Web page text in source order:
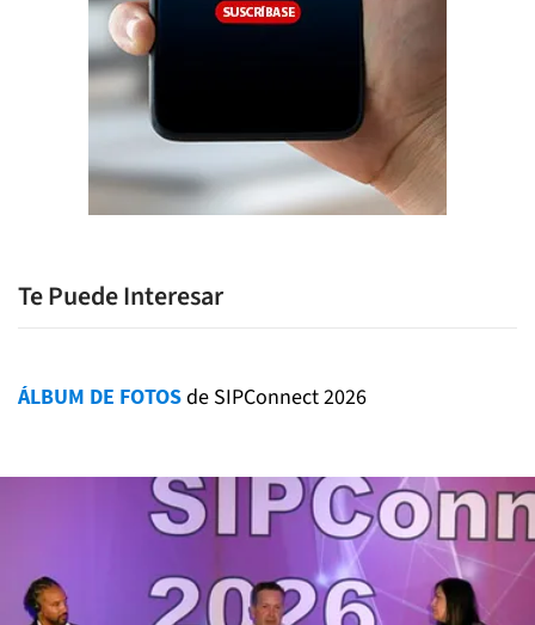
Te Puede Interesar
ÁLBUM DE FOTOSde SIPConnect 2026